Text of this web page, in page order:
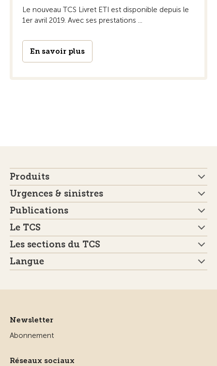
Le nouveau TCS Livret ETI est disponible depuis le
1er avril 2019. Avec ses prestations ...
En savoir plus
Produits
Urgences & sinistres
Publications
Le TCS
Les sections du TCS
Langue
Newsletter
Abonnement
Réseaux sociaux